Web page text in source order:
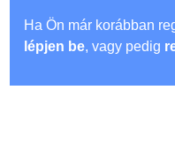
Ha Ön már korábban
lépjen be, vagy pedig